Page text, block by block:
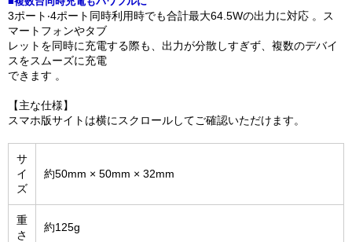
3ポート‧4ポート同時利⽤時でも合計最⼤64.5Wの出⼒に対応 。ス
マートフォンやタブ
レットを同時に充電する際も、出⼒が分散しすぎず、複数のデバイ
スをスムーズに充電
できます 。
【主な仕様】
スマホ版サイトは横にスクロールしてご確認いただけます。
サ
イ
ズ
約50mm × 50mm × 32mm
重
さ
約125g